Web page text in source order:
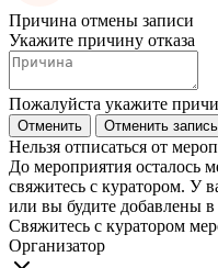
Причина отмены записи
Укажите причину отказа
Пожалуйста укажите
Отменить Отменить запись
Нельзя отписаться от
До мероприятия осталось
свяжитесь с куратором. У
или вы будите добавлены
Свяжитесь с куратором
Организатор